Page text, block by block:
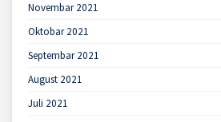
Novembar 2021
Oktobar 2021
Septembar 2021
August 2021
Juli 2021